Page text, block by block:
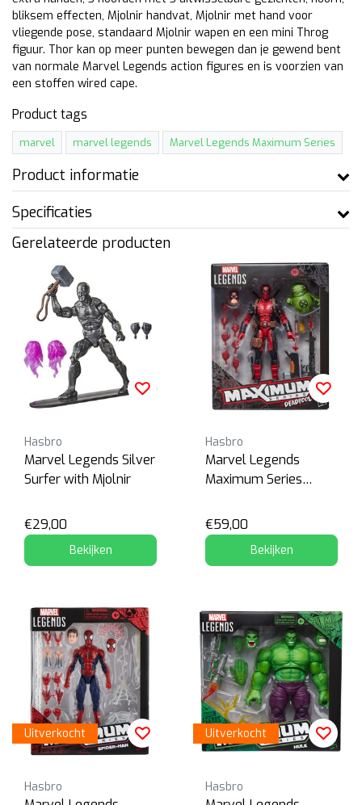
bliksem effecten, Mjolnir handvat, Mjolnir met hand voor
vliegende pose, standaard Mjolnir wapen en een mini Throg
figuur. Thor kan op meer punten bewegen dan je gewend bent
van normale Marvel Legends action figures en is voorzien van
een stoffen wired cape.
Product tags
marvel marvel legends Marvel Legends Maximum Series
Product informatie
Specificaties
Gerelateerde producten
Hasbro
Marvel Legends Silver
Surfer with Mjolnir
€29,00
Bekijken
Hasbro
Marvel Legends
Maximum Series
€59,00
Bekijken
Uitverkocht
Hasbro
Uitverkocht
Hasbro